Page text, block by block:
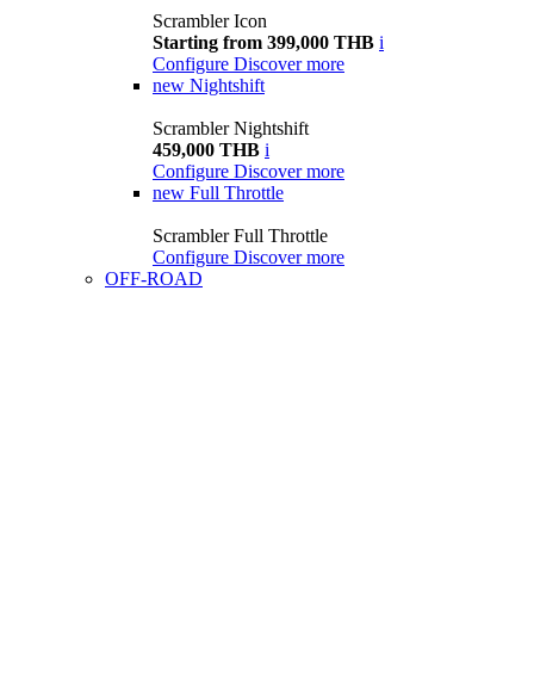
Scrambler Icon
Starting from 399,000 THB i
Configure Discover more
new Nightshift
Scrambler Nightshift
459,000 THB i
Configure Discover more
new Full Throttle
Scrambler Full Throttle
Configure Discover more
OFF-ROAD